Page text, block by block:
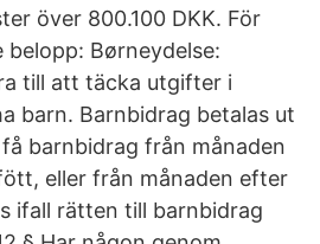
över 800.100 DKK. För
belopp: Børneydelse:
till att täcka utgifter i
barn. Barnbidrag betalas ut
barnbidrag från månaden
eller från månaden efter
ifall rätten till barnbidrag